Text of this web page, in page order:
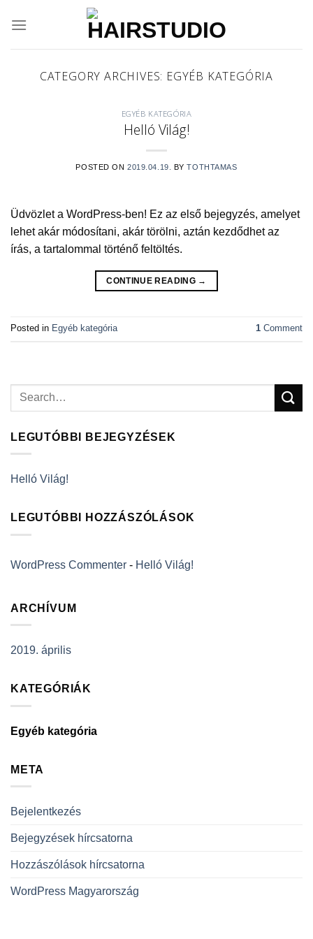
CATEGORY ARCHIVES: EGYÉB KATEGÓRIA
EGYÉB KATEGÓRIA
Helló Világ!
POSTED ON2019.04.19. BYTOTHTAMAS
Üdvözlet a WordPress-ben! Ez az első bejegyzés, amelyet
lehet akár módosítani, akár törölni, aztán kezdődhet az
írás, a tartalommal történő feltöltés.
CONTINUE READING →
Posted in Egyéb kategória 1 Comment
LEGUTÓBBI BEJEGYZÉSEK
Helló Világ!
LEGUTÓBBI HOZZÁSZÓLÁSOK
WordPress Commenter - Helló Világ!
ARCHÍVUM
2019. április
KATEGÓRIÁK
Egyéb kategória
META
Bejelentkezés
Bejegyzések hírcsatorna
Hozzászólások hírcsatorna
WordPress Magyarország